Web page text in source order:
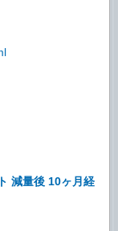
減量後 10ヶ月経